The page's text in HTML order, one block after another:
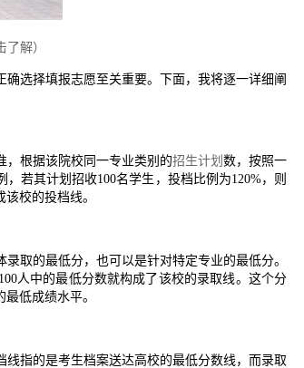
解）
确选择填报志愿至关重要。下面，我将逐一详细阐
，根据该院校同一专业类别的招生计划 数，按照一
若其计划招收100名学生，投档比例为120%，则
校的投档线。
取的最低分，也可以是针对特定专业的最低分。
人中的最低分数就构成了该校的录取线。这个分
低成绩水平。
指的是考生档案送达高校的最低分数线，而录取